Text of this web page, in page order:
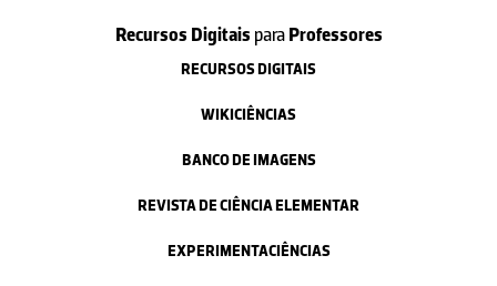
Recursos Digitais paraProfessores
RECURSOS DIGITAIS
WIKICIÊNCIAS
BANCO DE IMAGENS
REVISTA DE CIÊNCIA ELEMENTAR
EXPERIMENTACIÊNCIAS